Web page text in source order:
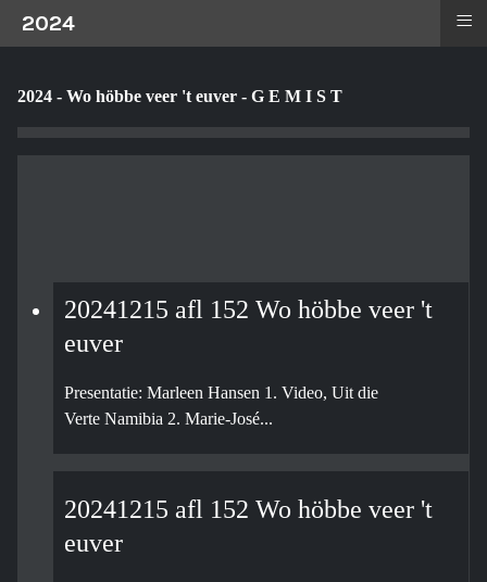
2024 - Wo höbbe veer 't euver - G E M I S T
20241215 afl 152 Wo höbbe veer 't
euver
Presentatie: Marleen Hansen 1. Video, Uit die
Verte Namibia 2. Marie-José...
20241215 afl 152 Wo höbbe veer 't
euver
2024 ≡